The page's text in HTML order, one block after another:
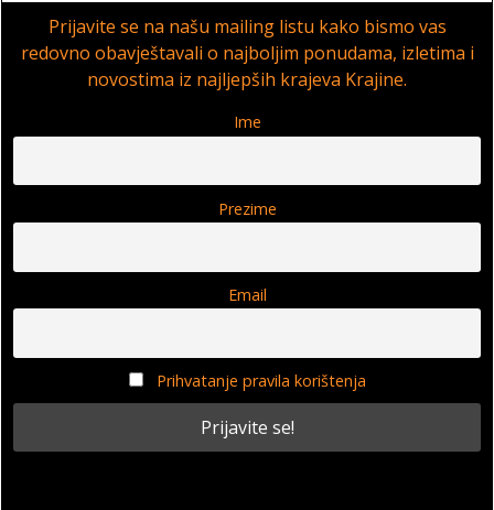
Prijavite se na našu mailing listu kako bismo vas
redovno obavještavali o najboljim ponudama, izletima i
novostima iz najljepših krajeva Krajine.
Ime
Prezime
Email
Prihvatanje pravila korištenja